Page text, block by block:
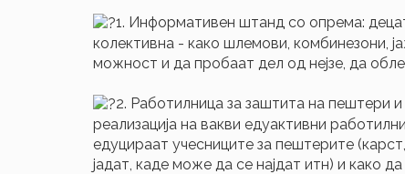
1. Информативен штанд со опрема:
колективна - како шлемови, комбинезони,
можност и да пробаат дел од нејзе, да
2. Работилница за заштита на пештери
реализација на вакви едуактивни
едуцираат учесниците за пештерите
јадат, каде може да се најдат итн) и како